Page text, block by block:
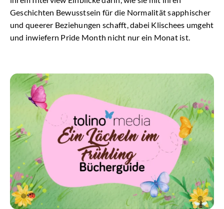
Geschichten Bewusstsein für die Normalität sapphischer
und queerer Beziehungen schafft, dabei Klischees umgeht
und inwiefern Pride Month nicht nur ein Monat ist.